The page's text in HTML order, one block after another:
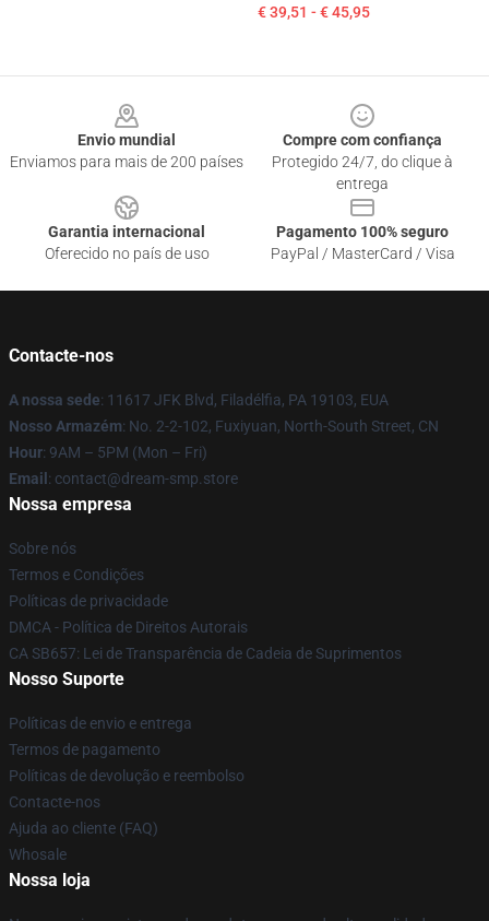
€ 39,51 - € 45,95
Envio mundial
Enviamos para mais de 200 países
Compre com confiança
Protegido 24/7, do clique à
entrega
Garantia internacional
Oferecido no país de uso
Pagamento 100% seguro
PayPal / MasterCard / Visa
Contacte-nos
A nossa sede: 11617 JFK Blvd, Filadélfia, PA 19103, EUA
Nosso Armazém: No. 2-2-102, Fuxiyuan, North-South Street, CN
Hour: 9AM – 5PM (Mon – Fri)
Email : contact@dream-smp.store
Nossa empresa
Sobre nós
Termos e Condições
Políticas de privacidade
DMCA - Política de Direitos Autorais
CA SB657: Lei de Transparência de Cadeia de Suprimentos
Nosso Suporte
Políticas de envio e entrega
Termos de pagamento
Políticas de devolução e reembolso
Contacte-nos
Ajuda ao cliente (FAQ)
Whosale
Nossa loja